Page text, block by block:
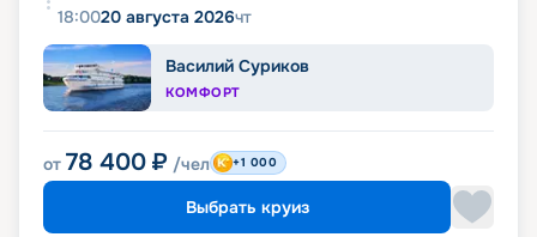
18:0020 августа 2026чт
Василий Суриков
КОМФОРТ
от 78 400 ₽ /чел +1 000
Выбрать круиз